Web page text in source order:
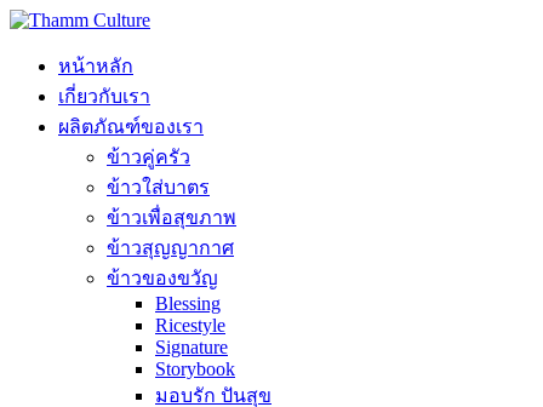
หน้าหลัก
เกี่ยวกับเรา
ผลิตภัณฑ์ของเรา
ข้าวคู่ครัว
ข้าวใส่บาตร
ข้าวเพื่อสุขภาพ
ข้าวสุญญากาศ
ข้าวของขวัญ
Blessing
Ricestyle
Signature
Storybook
มอบรัก ปันสุข